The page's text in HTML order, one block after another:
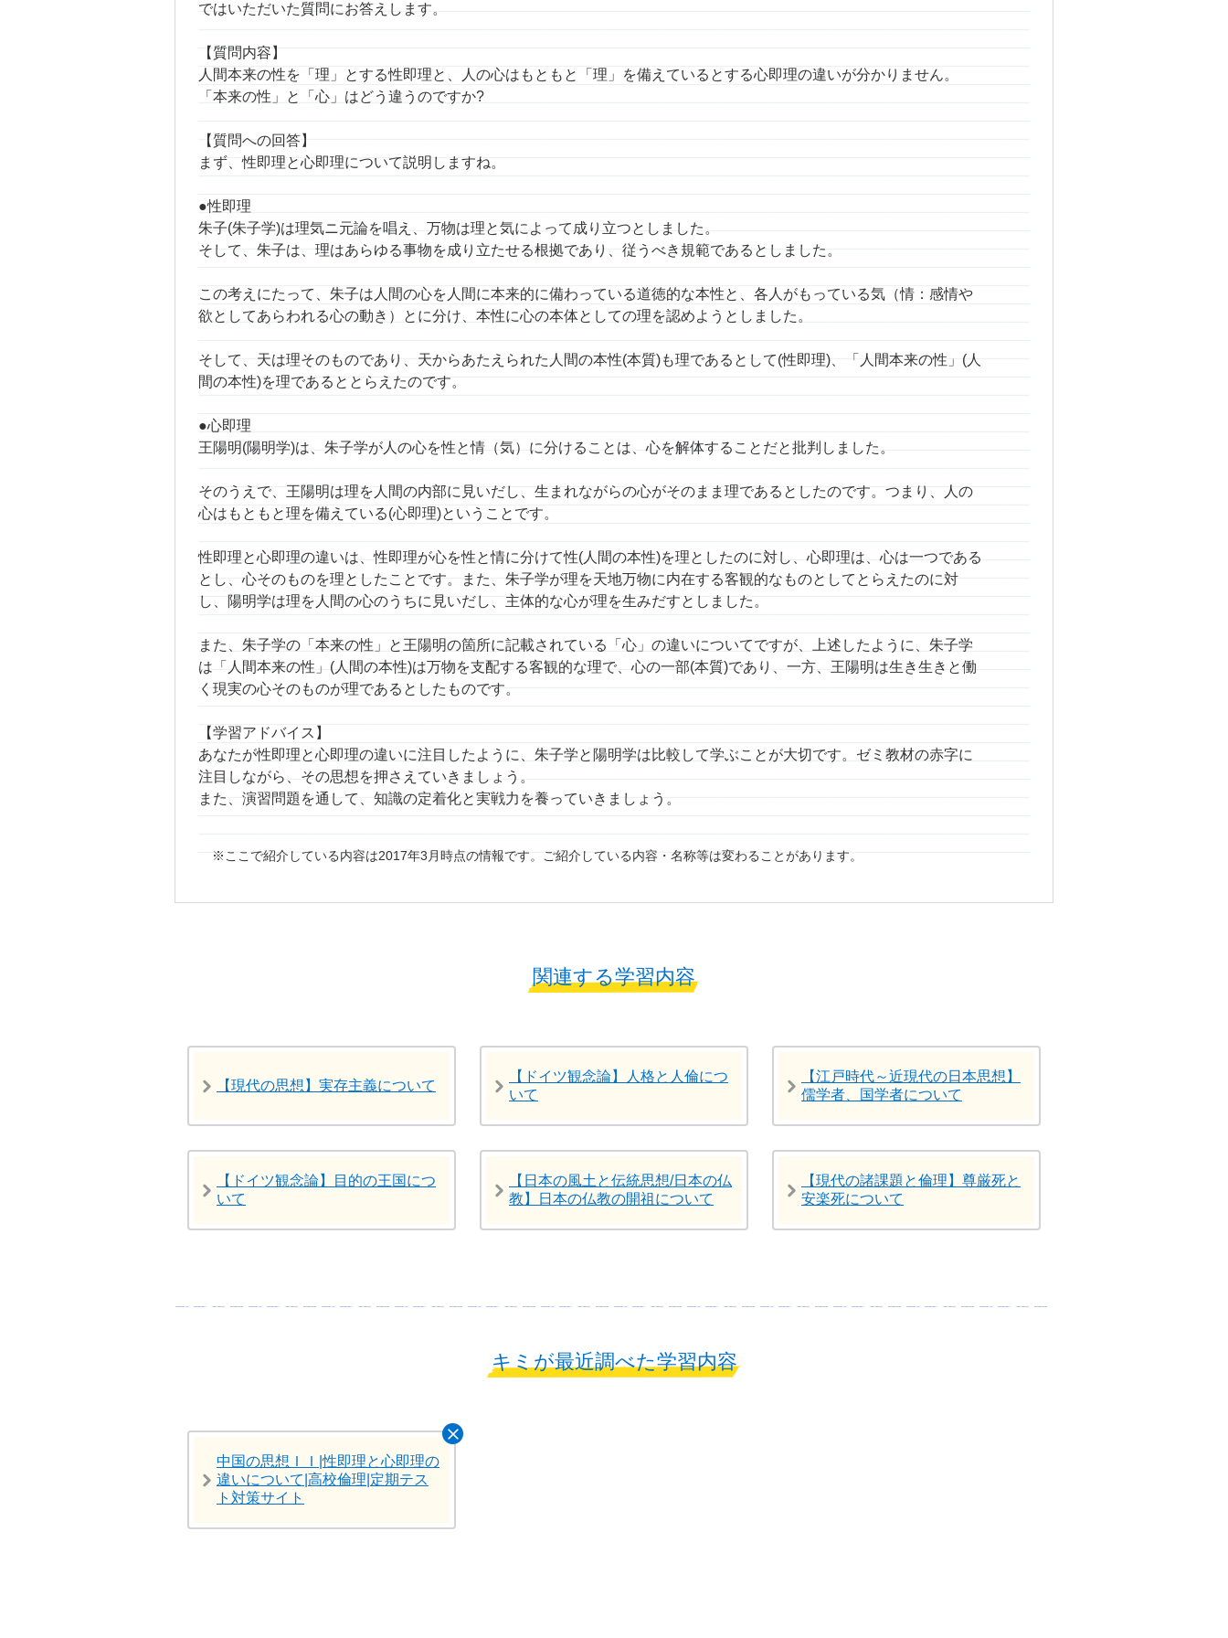
ではいただいた質問にお答えします。
【質問内容】
人間本来の性を「理」とする性即理と、人の心はもともと「理」を備えているとする心即理の違いが分かりません。
「本来の性」と「心」はどう違うのですか?
【質問への回答】
まず、性即理と心即理について説明しますね。
●性即理
朱子(朱子学)は理気ニ元論を唱え、万物は理と気によって成り立つとしました。
そして、朱子は、理はあらゆる事物を成り立たせる根拠であり、従うべき規範であるとしました。
この考えにたって、朱子は人間の心を人間に本来的に備わっている道徳的な本性と、各人がもっている気（情：感情や
欲としてあらわれる心の動き）とに分け、本性に心の本体としての理を認めようとしました。
そして、天は理そのものであり、天からあたえられた人間の本性(本質)も理であるとして(性即理)、「人間本来の性」(人
間の本性)を理であるととらえたのです。
●心即理
王陽明(陽明学)は、朱子学が人の心を性と情（気）に分けることは、心を解体することだと批判しました。
そのうえで、王陽明は理を人間の内部に見いだし、生まれながらの心がそのまま理であるとしたのです。つまり、人の
心はもともと理を備えている(心即理)ということです。
性即理と心即理の違いは、性即理が心を性と情に分けて性(人間の本性)を理としたのに対し、心即理は、心は一つである
とし、心そのものを理としたことです。また、朱子学が理を天地万物に内在する客観的なものとしてとらえたのに対
し、陽明学は理を人間の心のうちに見いだし、主体的な心が理を生みだすとしました。
また、朱子学の「本来の性」と王陽明の箇所に記載されている「心」の違いについてですが、上述したように、朱子学
は「人間本来の性」(人間の本性)は万物を支配する客観的な理で、心の一部(本質)であり、一方、王陽明は生き生きと働
く現実の心そのものが理であるとしたものです。
【学習アドバイス】
あなたが性即理と心即理の違いに注目したように、朱子学と陽明学は比較して学ぶことが大切です。ゼミ教材の赤字に
注目しながら、その思想を押さえていきましょう。
また、演習問題を通して、知識の定着化と実戦力を養っていきましょう。
ここで紹介している内容は2017年3月時点の情報です。ご紹介している内容・名称等は変わることがあります。
関連する学習内容
【現代の思想】実存主義について
【ドイツ観念論】人格と人倫につ
いて
【江戸時代～近現代の日本思想】
儒学者、国学者について
【ドイツ観念論】目的の王国につ
いて
【日本の風土と伝統思想/日本の仏
教】日本の仏教の開祖について
【現代の諸課題と倫理】尊厳死と
安楽死について
キミが最近調べた学習内容
中国の思想ＩＩ|性即理と心即理の
違いについて|高校倫理|定期テス
ト対策サイト